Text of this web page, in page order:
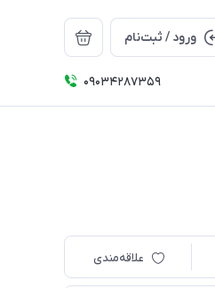
ورود / ثبت‌نام
09034287359
علاقه‌مندی